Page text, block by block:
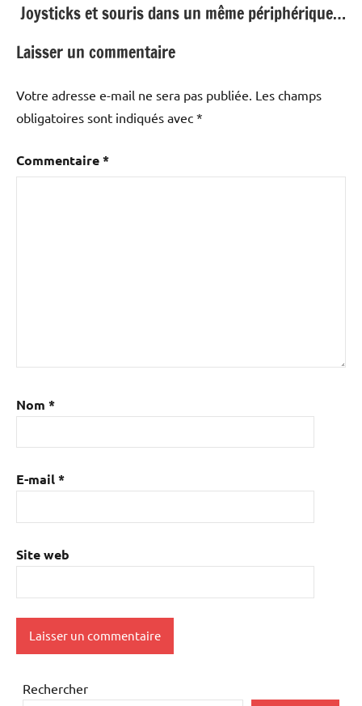
Joysticks et souris dans un même périphérique…
Laisser un commentaire
Votre adresse e-mail ne sera pas publiée. Les champs
obligatoires sont indiqués avec *
Commentaire*
Nom *
E-mail*
Site web
Rechercher